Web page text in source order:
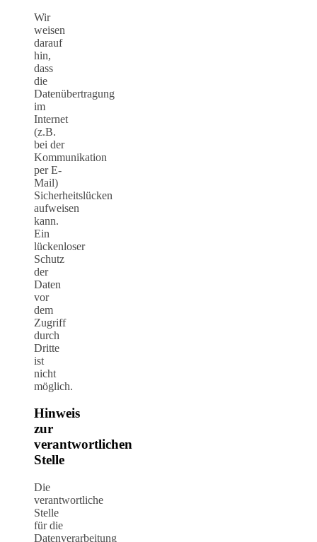
Wir
weisen
darauf
hin,
dass
die
Datenübertragung
im
Internet
(z.B.
bei der
Kommunikation
per E-
Mail)
Sicherheitslücken
aufweisen
kann.
Ein
lückenloser
Schutz
der
Daten
vor
dem
Zugriff
durch
Dritte
ist
nicht
möglich.
Hinweis
zur
verantwortlichen
Stelle
Die
verantwortliche
Stelle
für die
Datenverarbeitung